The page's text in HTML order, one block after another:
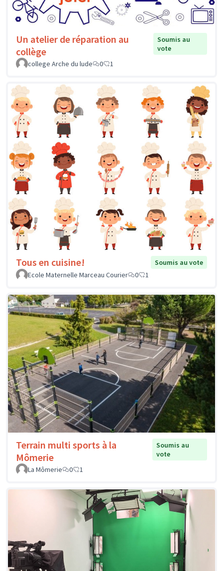
Un atelier de réparation au
collège
Soumis au
vote
college Arche du lude
0 1
Tous en cuisine!
Soumis au vote
Ecole Maternelle Marceau Courier
0 1
Terrain multi sports à la
Mômerie
Soumis au
vote
La Mômerie
0 1